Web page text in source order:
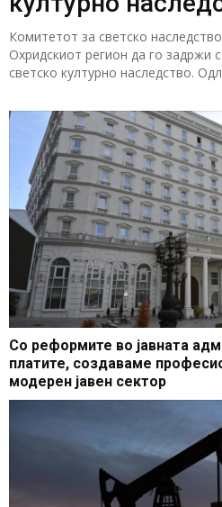
Комитетот за светско
Охридскиот регион да го задржи
светско културно наследство.
Со реформите во јавната
платите, создаваме
модерен јавен сектор